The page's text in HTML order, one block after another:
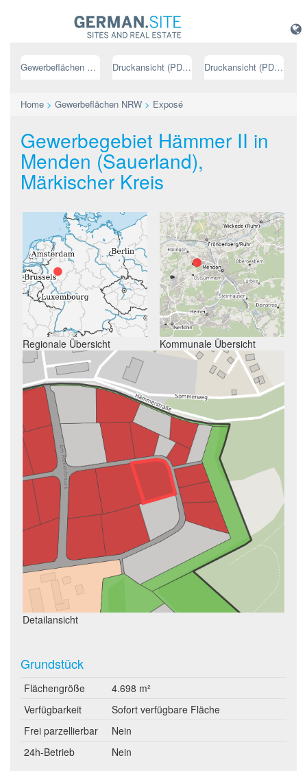
Gewerbeflächen NRW Druckansicht (PDF) // deutsch Druckansicht (PDF) // englisch
Home > Gewerbeflächen NRW > Exposé
Gewerbegebiet Hämmer II in
Menden (Sauerland),
Märkischer Kreis
Regionale Übersicht Kommunale Übersicht
Detailansicht
Grundstück
Flächengröße
4.698 m²
Verfügbarkeit
Sofort verfügbare Fläche
Frei parzellierbar
Nein
24h-Betrieb
Nein